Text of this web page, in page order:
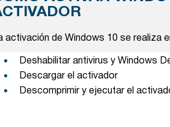
activación de Windows 10 se realiza
Deshabilitar antivirus y Windows
Descargar el activador
Descomprimir y ejecutar el